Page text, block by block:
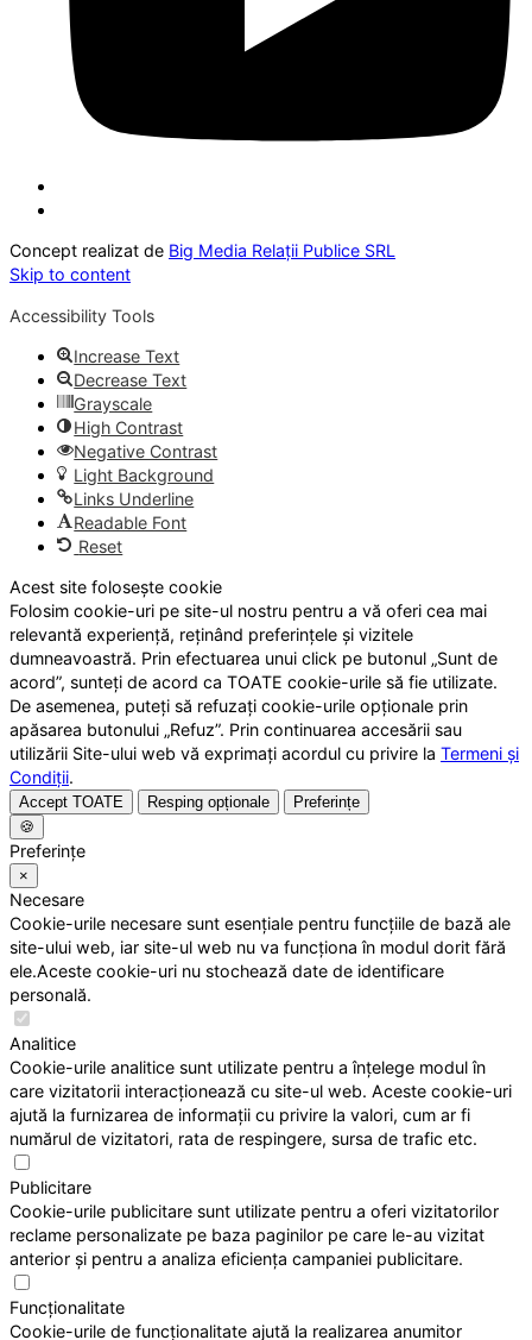
Concept realizat de Big Media Relații Publice SRL
Skip to content
Accessibility Tools
Increase Text
Decrease Text
Grayscale
High Contrast
Negative Contrast
Light Background
Links Underline
Readable Font
Reset
Acest site folosește cookie
Folosim cookie-uri pe site-ul nostru pentru a vă oferi cea mai
relevantă experiență, reținând preferințele și vizitele
dumneavoastră. Prin efectuarea unui click pe butonul „Sunt de
acord”, sunteți de acord ca TOATE cookie-urile să fie utilizate.
De asemenea, puteți să refuzați cookie-urile opționale prin
apăsarea butonului „Refuz”. Prin continuarea accesării sau
utilizării Site-ului web vă exprimați acordul cu privire la Termeni și
Condiții.
Accept TOATE Resping opționale
Preferințe
🍪
Preferințe
×
Necesare
Cookie-urile necesare sunt esențiale pentru funcțiile de bază ale
site-ului web, iar site-ul web nu va funcționa în modul dorit fără
ele.Aceste cookie-uri nu stochează date de identificare
personală.
Analitice
Cookie-urile analitice sunt utilizate pentru a înțelege modul în
care vizitatorii interacționează cu site-ul web. Aceste cookie-uri
ajută la furnizarea de informații cu privire la valori, cum ar fi
numărul de vizitatori, rata de respingere, sursa de trafic etc.
Publicitare
Cookie-urile publicitare sunt utilizate pentru a oferi vizitatorilor
reclame personalizate pe baza paginilor pe care le-au vizitat
anterior și pentru a analiza eficiența campaniei publicitare.
Funcționalitate
Cookie-urile de funcționalitate ajută la realizarea anumitor